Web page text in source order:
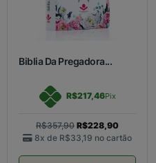
Biblia Da Pregadora...
R$217,46Pix
R$357,90 R$228,90
8x de R$33,19 no cartão